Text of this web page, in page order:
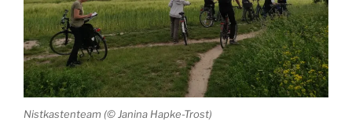
Nistkastenteam (© Janina Hapke-Trost)